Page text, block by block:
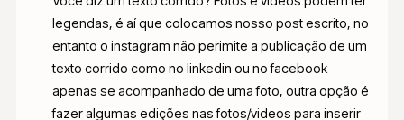
legendas, é aí que colocamos nosso post escrito, no
entanto o instagram não perimite a publicação de um
texto corrido como no linkedin ou no facebook
apenas se acompanhado de uma foto, outra opção é
fazer algumas edições nas fotos/videos para inserir